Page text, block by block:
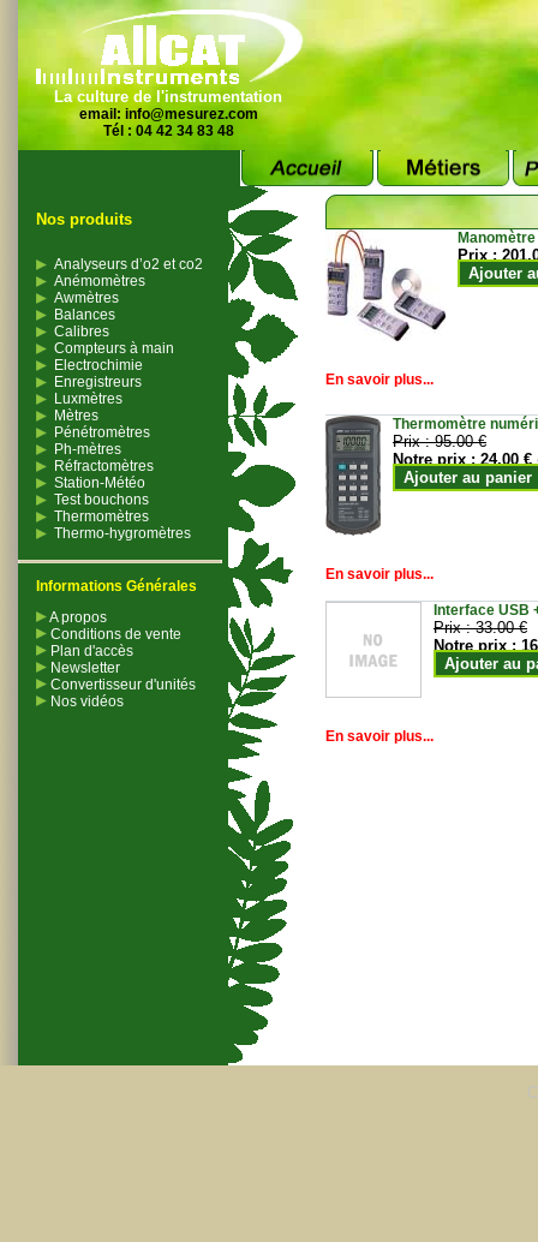
La culture de l'instrumentation
email: info@mesurez.com
Tél : 04 42 34 83 48
Nos produits
Analyseurs d’o2 et co2
Anémomètres
Awmètres
Balances
Calibres
Compteurs à main
Electrochimie
Enregistreurs
Luxmètres
Mètres
Pénétromètres
Ph-mètres
Réfractomètres
Station-Météo
Test bouchons
Thermomètres
Thermo-hygromètres
Informations Générales
A propos
Conditions de vente
Plan d'accès
Newsletter
Convertisseur d'unités
Nos vidéos
Prix :
Ajouter
En savoir plus...
Thermomètre
Prix :95.00 €
Notre prix :24.00 €
Ajouter au panier
En savoir plus...
Interface USB
Prix :33.00 €
Notre prix :
Ajouter au
En savoir plus...